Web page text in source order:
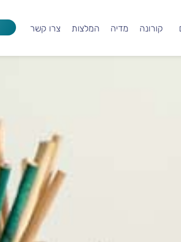
צרו קשר המלצות מדיה קורונה